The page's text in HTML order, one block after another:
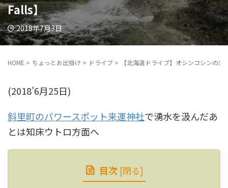
Falls】
2018年7月3日
HOME > ちょっとお出掛け > ドライブ > 【北海道ドライブ】オシンコシンの
(2018’6月25日)
斜里町のパワースポット来運神社で湧水を汲んだあ
とは知床ウトロ方面へ
目次 [閉る]